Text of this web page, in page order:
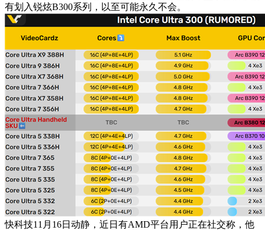
有划入锐炫B300系列，以至可能永久不会。
快科技11月16日动静，近日有AMD平台用户正在社交称，他